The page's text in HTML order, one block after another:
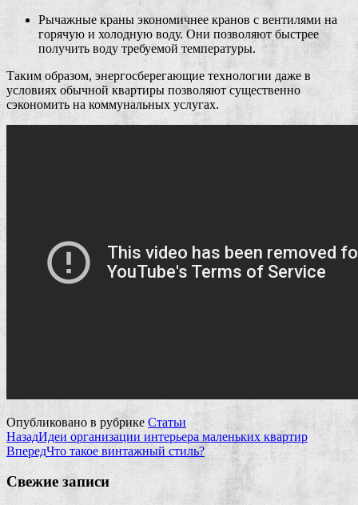
Рычажные краны экономичнее кранов с вентилями на
горячую и холодную воду. Они позволяют быстрее
получить воду требуемой температуры.
Таким образом, энергосберегающие технологии даже в
условиях обычной квартиры позволяют существенно
сэкономить на коммунальных услугах.
Опубликовано в рубрике Статьи
НазадИдеи организации интерьера маленьких квартир
ВпередЧто такое винтажный стиль?
Свежие записи